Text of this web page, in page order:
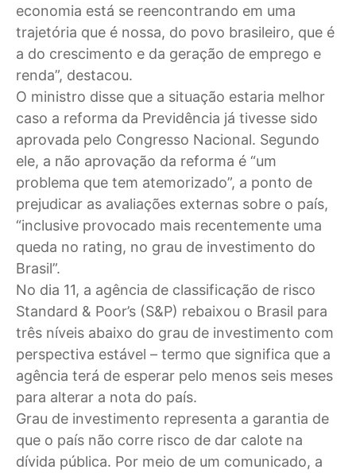
economia está se reencontrando em uma
trajetória que é nossa, do povo brasileiro, que é
a do crescimento e da geração de emprego e
renda”, destacou.
O ministro disse que a situação estaria melhor
caso a reforma da Previdência já tivesse sido
aprovada pelo Congresso Nacional. Segundo
ele, a não aprovação da reforma é “um
problema que tem atemorizado”, a ponto de
prejudicar as avaliações externas sobre o país,
“inclusive provocado mais recentemente uma
queda no rating, no grau de investimento do
Brasil”.
No dia 11, a agência de classificação de risco
Standard & Poor’s (S&P) rebaixou o Brasil para
três níveis abaixo do grau de investimento com
perspectiva estável – termo que significa que a
agência terá de esperar pelo menos seis meses
para alterar a nota do país.
Grau de investimento representa a garantia de
que o país não corre risco de dar calote na
dívida pública. Por meio de um comunicado, a